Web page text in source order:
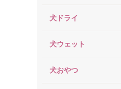
犬ドライ
犬ウェット
犬おやつ